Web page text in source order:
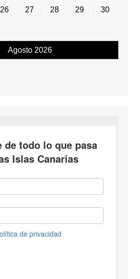
Agosto 2026
26 27 28 29 30